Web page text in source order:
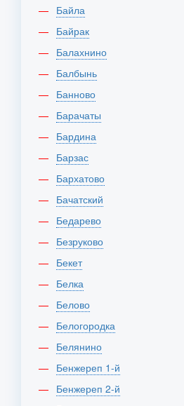
Байла
Байрак
Балахнино
Балбынь
Банново
Барачаты
Бардина
Барзас
Бархатово
Бачатский
Бедарево
Безруково
Бекет
Белка
Белово
Белогородка
Белянино
Бенжереп 1-й
Бенжереп 2-й